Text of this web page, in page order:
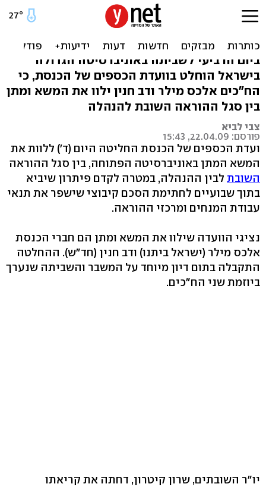
השביתה באוניברסיטה
הפתוחה: ח"כים ילוו המו"מ
ביום הרביעי לשביתה באוניברסיטה הגדולה
בישראל הוחלט בוועדת הכספים של הכנסת, כי
הח"כים אלכס מילר ודב חנין ילוו את המשא ומתן
בין סגל ההוראה השובת להנהלה
צבי לביא
פורסם: 22.04.09, 15:43
ועדת הכספים של הכנסת החליטה היום (ד') ללוות את
המשא המתן באוניברסיטה הפתוחה, בין סגל ההוראה
השובת לבין ההנהלה, במטרה לקדם פיתרון שיביא
בתוך שבועיים לחתימת הסכם קיבוצי שישפר את תנאי
עבודת המנחים ומרכזי ההוראה.
נציגי הוועדה שילוו את המשא ומתן הם חברי הכנסת
אלכס מילר (ישראל ביתנו) ודב חנין (חד"ש). ההחלטה
התקבלה בתום דיון מיוחד על המשבר והשביתה שנערך
ביוזמת שני הח"כים.
יו"ר השובתים, שרון קיטרון, דחתה את קריאתו